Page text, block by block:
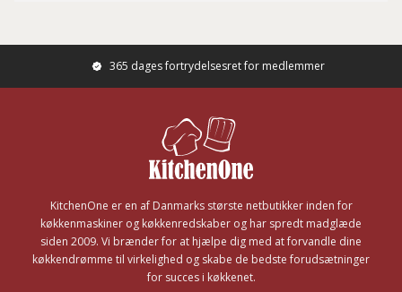
365 dages fortrydelsesret for medlemmer
KitchenOne er en af Danmarks største netbutikker inden for
køkkenmaskiner og køkkenredskaber og har spredt madglæde
siden 2009. Vi brænder for at hjælpe dig med at forvandle dine
køkkendrømme til virkelighed og skabe de bedste forudsætninger
for succes i køkkenet.